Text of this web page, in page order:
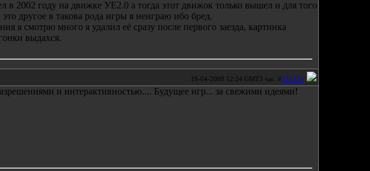
в 2002 году на движке УЕ2.0 а тогда этот движок только вышел и для того
другое в такова рода игры я неиграю ибо бред.
я смотрю много я удалил её сразу после первого заезда, картинка
выдахся.
19-04-2008 12:24 GMT3 час. #574224
и интерактивностью.... Будущее игр... за свежими идеями!